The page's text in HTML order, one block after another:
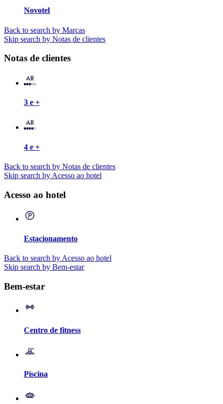
Novotel
Back to search by Marcas
Skip search by Notas de clientes
Notas de clientes
3 e +
4 e +
Back to search by Notas de clientes
Skip search by Acesso ao hotel
Acesso ao hotel
Estacionamento
Back to search by Acesso ao hotel
Skip search by Bem-estar
Bem-estar
Centro de fitness
Piscina